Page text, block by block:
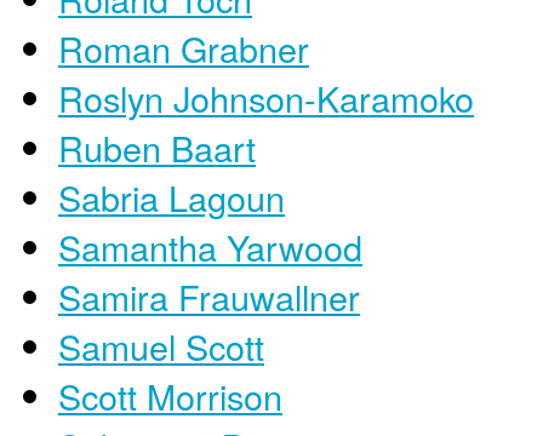
Roman Grabner
Roslyn Johnson-Karamoko
Ruben Baart
Sabria Lagoun
Samantha Yarwood
Samira Frauwallner
Samuel Scott
Scott Morrison